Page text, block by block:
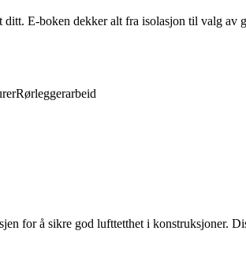
E-boken dekker alt fra isolasjon til valg av
Rørleggerarbeid
for å sikre god lufttetthet i konstruksjoner.